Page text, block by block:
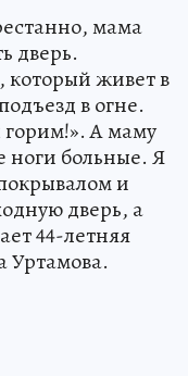
мама
дверь.
живет в
в огне.
горим!». А маму
ноги больные. Я
и
дверь, а
44-летняя
Уртамова.